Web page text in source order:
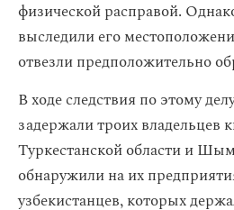
физической расправой.
выследили его
отвезли предположительно
В ходе следствия по этому
задержали троих владельцев
Туркестанской области и
обнаружили на их
узбекистанцев, которых